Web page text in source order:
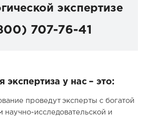
экспертизе
707-76-41
экспертиза у нас – это:
проведут эксперты с богатой
научно-исследовательской и